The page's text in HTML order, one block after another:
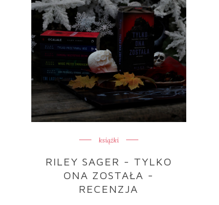
książki
RILEY SAGER - TYLKO
ONA ZOSTAŁA -
RECENZJA